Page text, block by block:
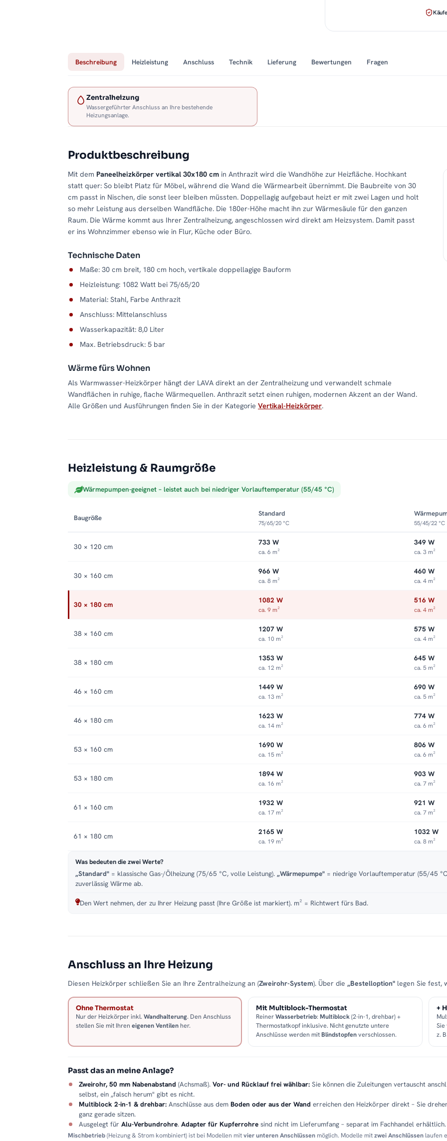
Beschreibung Heizleistung Anschluss Technik Lieferung Bewertungen Fragen
Zentralheizung
Wassergeführter Anschluss an Ihre bestehende
Heizungsanlage.
Produktbeschreibung
Mit dem Paneelheizkörper vertikal 30x180 cm in Anthrazit wird die Wandhöhe zur Heizfläche. Hochkant
statt quer: So bleibt Platz für Möbel, während die Wand die Wärmearbeit übernimmt. Die Baubreite von 30
cm passt in Nischen, die sonst leer bleiben müssten. Doppellagig aufgebaut heizt er mit zwei Lagen und holt
so mehr Leistung aus derselben Wandfläche. Die 180er-Höhe macht ihn zur Wärmesäule für den ganzen
Raum. Die Wärme kommt aus Ihrer Zentralheizung, angeschlossen wird direkt am Heizsystem. Damit passt
er ins Wohnzimmer ebenso wie in Flur, Küche oder Büro.
Technische Daten
Maße: 30 cm breit, 180 cm hoch, vertikale doppellagige Bauform
Heizleistung: 1082 Watt bei 75/65/20
Material: Stahl, Farbe Anthrazit
Anschluss: Mittelanschluss
Wasserkapazität: 8,0 Liter
Max. Betriebsdruck: 5 bar
Wärme fürs Wohnen
Als Warmwasser-Heizkörper hängt der LAVA direkt an der Zentralheizung und verwandelt schmale
Wandflächen in ruhige, flache Wärmequellen. Anthrazit setzt einen ruhigen, modernen Akzent an der Wand.
Alle Größen und Ausführungen finden Sie in der Kategorie Vertikal-Heizkörper.
Heizleistung & Raumgröße
Wärmepumpen-geeignet – leistet auch bei niedriger Vorlauftemperatur (55/45 °C)
Baugröße
Standard
75/65/20 °C 55/45/22 °C
30 × 120 cm 733 W
ca. 6 m²
349 W
ca. 3 m²
30 × 160 cm 966 W
ca. 8 m²
460 W
ca. 4 m²
30 × 180 cm 1082 W
ca. 9 m²
516 W
ca. 4 m²
38 × 160 cm 1207 W
ca. 10 m²
575 W
ca. 4 m²
38 × 180 cm 1353 W
ca. 12 m²
645 W
ca. 5 m²
46 × 160 cm 1449 W
ca. 13 m²
690 W
ca. 5 m²
46 × 180 cm 1623 W
ca. 14 m²
774 W
ca. 6 m²
53 × 160 cm 1690 W
ca. 15 m²
806 W
ca. 6 m²
53 × 180 cm 1894 W
ca. 16 m²
903 W
ca. 7 m²
61 × 160 cm 1932 W
ca. 17 m²
921 W
ca. 7 m²
61 × 180 cm 2165 W
ca. 19 m²
1032 W
ca. 8 m²
Was bedeuten die zwei Werte?
„Standard" = klassische Gas-/Ölheizung (75/65 °C, volle Leistung). „Wärmepumpe" = niedrige Vorlauftemperatur (55/45
zuverlässig Wärme ab.
Den Wert nehmen, der zu Ihrer Heizung passt (Ihre Größe ist markiert). m² = Richtwert fürs Bad.
Anschluss an Ihre Heizung
Diesen Heizkörper schließen Sie an Ihre Zentralheizung an (Zweirohr-System). Über die „Bestelloption" legen Sie fest,
Ohne Thermostat
Nur der Heizkörper inkl. Wandhalterung. Den Anschluss
stellen Sie mit Ihren eigenen Ventilen her.
Mit Multiblock-Thermostat
ReinerWasserbetrieb:Multiblock(2-in-1, drehbar) +
Thermostatkopf inklusive. Nicht genutzte untere
Anschlüsse werden mitBlindstopfenverschlossen.
+
z.
Passt das an meine Anlage?
Zweirohr, 50 mm Nabenabstand (Achsmaß). Vor- und Rücklauf frei wählbar: Sie können die Zuleitungen vertauscht
selbst, ein „falsch herum" gibt es nicht.
Multiblock 2-in-1 & drehbar: Anschlüsse aus dem Boden oder aus der Wand erreichen den Heizkörper direkt – Sie
ganz gerade sitzen.
Ausgelegt für Alu-Verbundrohre. Adapter für Kupferrohre sind nicht im Lieferumfang – separat im Fachhandel erhältlich.
Mischbetrieb(Heizung & Strom kombiniert) ist bei Modellen mitvier unteren Anschlüssen möglich. Modelle mitzwei Anschlüssen laufen